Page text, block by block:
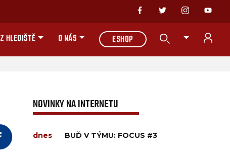
Z HLEDIŠTĚ O NÁS ESHOP
NOVINKY NA INTERNETU
dnes BUĎ V TÝMU: FOCUS #3